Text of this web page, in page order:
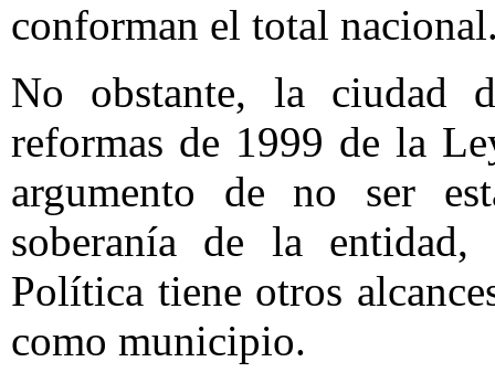
conforman el total
No obstante, la ciudad
reformas de 1999 de la
argumento de no ser
soberanía de la
Política tiene otros
como municipio.